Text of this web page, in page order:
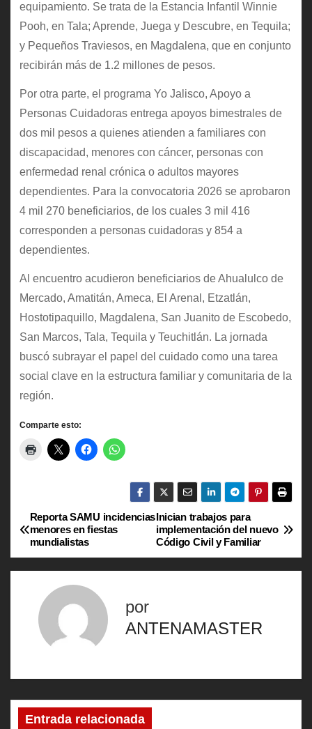
equipamiento. Se trata de la Estancia Infantil Winnie
Pooh, en Tala; Aprende, Juega y Descubre, en Tequila;
y Pequeños Traviesos, en Magdalena, que en conjunto
recibirán más de 1.2 millones de pesos.
Por otra parte, el programa Yo Jalisco, Apoyo a
Personas Cuidadoras entrega apoyos bimestrales de
dos mil pesos a quienes atienden a familiares con
discapacidad, menores con cáncer, personas con
enfermedad renal crónica o adultos mayores
dependientes. Para la convocatoria 2026 se aprobaron
4 mil 270 beneficiarios, de los cuales 3 mil 416
corresponden a personas cuidadoras y 854 a
dependientes.
Al encuentro acudieron beneficiarios de Ahualulco de
Mercado, Amatitán, Ameca, El Arenal, Etzatlán,
Hostotipaquillo, Magdalena, San Juanito de Escobedo,
San Marcos, Tala, Tequila y Teuchitlán. La jornada
buscó subrayar el papel del cuidado como una tarea
social clave en la estructura familiar y comunitaria de la
región.
Comparte esto:
N
a
c
Inician trabajos para
implementación del nuevo
Código Civil y Familiar
Reporta SAMU incidencias
menores en fiestas
mundialistas
por
ANTENAMASTER
Entrada relacionada